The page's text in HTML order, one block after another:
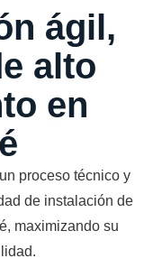
ágil,
alto
en
proceso técnico y
de instalación de
maximizando su